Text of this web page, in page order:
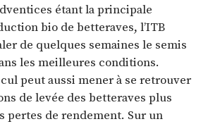
étant la principale
bio de betteraves, l’ITB
de quelques semaines le semis
les meilleures conditions.
peut aussi mener à se retrouver
de levée des betteraves plus
pertes de rendement. Sur un